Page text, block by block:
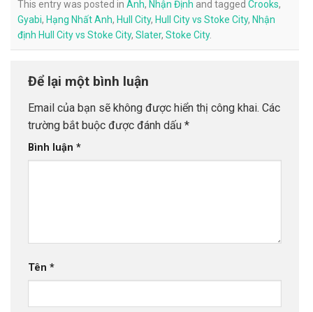
This entry was posted in Anh, Nhận Định and tagged Crooks,
Gyabi, Hạng Nhất Anh, Hull City, Hull City vs Stoke City, Nhận
định Hull City vs Stoke City, Slater, Stoke City.
Để lại một bình luận
Email của bạn sẽ không được hiển thị công khai. Các
trường bắt buộc được đánh dấu *
Bình luận *
Tên *